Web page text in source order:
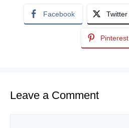
Facebook Twitter
Pinterest
Leave a Comment